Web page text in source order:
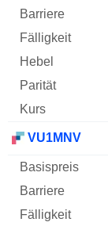
VU1MNV